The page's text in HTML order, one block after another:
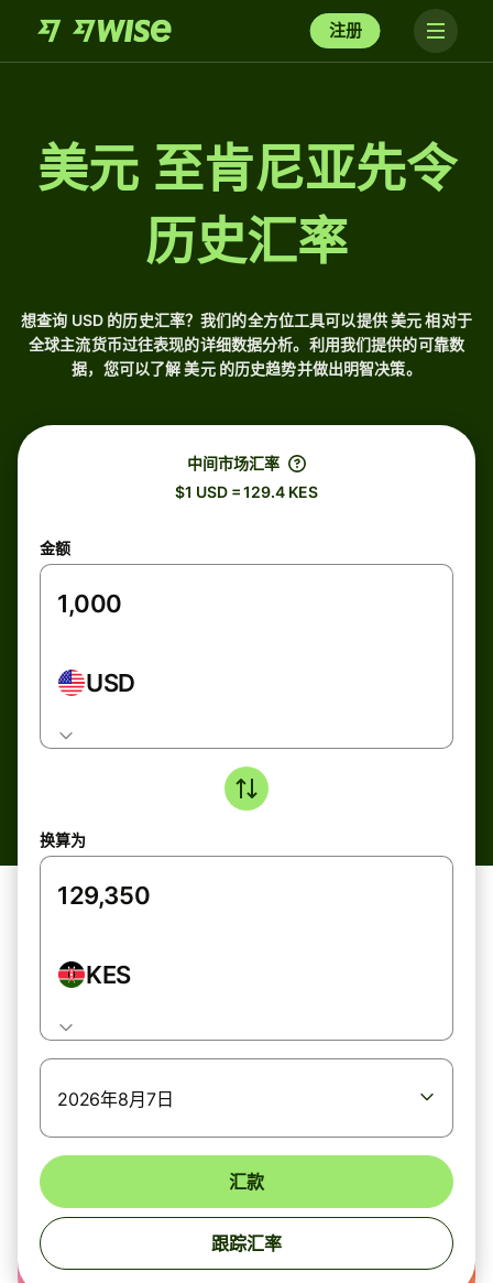
注册
美元 至肯尼亚先令
历史汇率
想查询 USD 的历史汇率？我们的全方位工具可以提供 美元 相对于
全球主流货币过往表现的详细数据分析。利用我们提供的可靠数
据，您可以了解 美元 的历史趋势并做出明智决策。
中间市场汇率
$1 USD = 129.4 KES
金额
USD
换算为
KES
2026年8月7日
汇款
跟踪汇率